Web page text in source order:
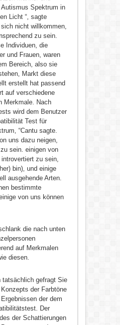
Autismus Spektrum in
Licht “, sagte
nicht willkommen,
zu sein.
Individuen, die
und Frauen, waren
Bereich, also sie
Markt diese
erstellt hat passend
auf verschiedene
Merkmale. Nach
wird dem Benutzer
Test für
“Cantu sagte.
uns dazu neigen,
sein. einigen von
zu sein,
bin), und einige
ausgehende Arten.
bestimmte
von uns können
die nach unten
auf Merkmalen
diesen.
tatsächlich gefragt Sie
der Farbtöne
der dem
Der
der Schattierungen